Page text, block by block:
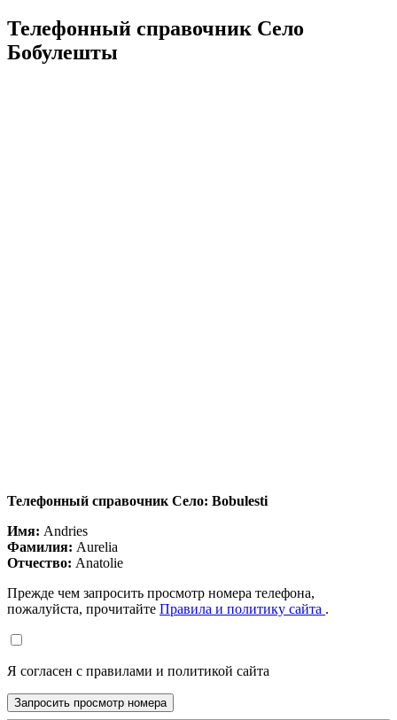
Телефонный справочник Село
Бобулешты
Телефонный справочник Село: Bobulesti
Имя: Andries
Фамилия: Aurelia
Отчество: Anatolie
Прежде чем запросить просмотр номера телефона,
пожалуйста, прочитайте Правила и политику сайта .
Я согласен с правилами и политикой сайта
Запросить просмотр номера